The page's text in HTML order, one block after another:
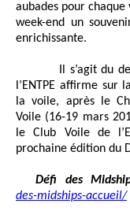
aubades pour
week-end un
enrichissante.
Il s’agit du
l’ENTPE affirme sur
la voile, après le
Voile (16-19 mars
le Club Voile de
prochaine édition du
Défi des
des-midships-accueil/